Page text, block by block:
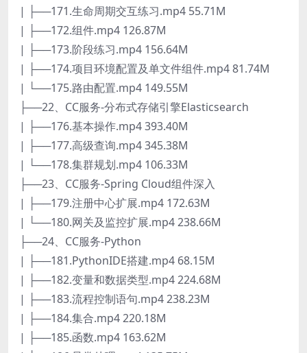
| ├──171.生命周期交互练习.mp4 55.71M
| ├──172.组件.mp4 126.87M
| ├──173.阶段练习.mp4 156.64M
| ├──174.项目环境配置及单文件组件.mp4 81.74M
| └──175.路由配置.mp4 149.55M
├──22、CC服务-分布式存储引擎Elasticsearch
| ├──176.基本操作.mp4 393.40M
| ├──177.高级查询.mp4 345.38M
| └──178.集群规划.mp4 106.33M
├──23、CC服务-Spring Cloud组件深入
| ├──179.注册中心扩展.mp4 172.63M
| └──180.网关及监控扩展.mp4 238.66M
├──24、CC服务-Python
| ├──181.PythonIDE搭建.mp4 68.15M
| ├──182.变量和数据类型.mp4 224.68M
| ├──183.流程控制语句.mp4 238.23M
| ├──184.集合.mp4 220.18M
| ├──185.函数.mp4 163.62M